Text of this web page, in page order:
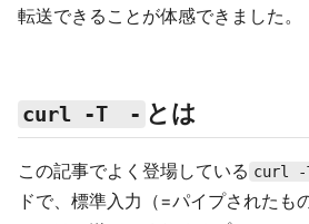
「HTMLとかRESTのAPIサーバーと
に開始しました。現在も進行中で、
868テラバイトのデータが転送でき
無限に送るのは単純で /dev/urandom
す。